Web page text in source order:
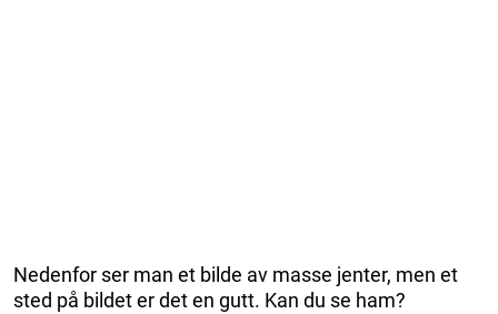
Nedenfor ser man et bilde av masse jenter, men et
sted på bildet er det en gutt. Kan du se ham?